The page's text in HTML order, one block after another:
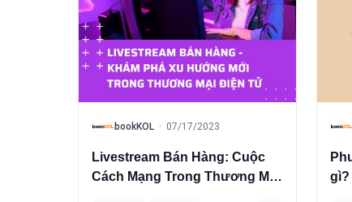
B bookKOL · 07/17/2023
Livestream Bán Hàng: Cuộc
Cách Mạng Trong Thương Mại
B
gì?